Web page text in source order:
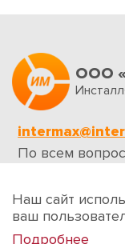
ООО
По всем
Обратная
Наш сайт
ваш
Подробнее